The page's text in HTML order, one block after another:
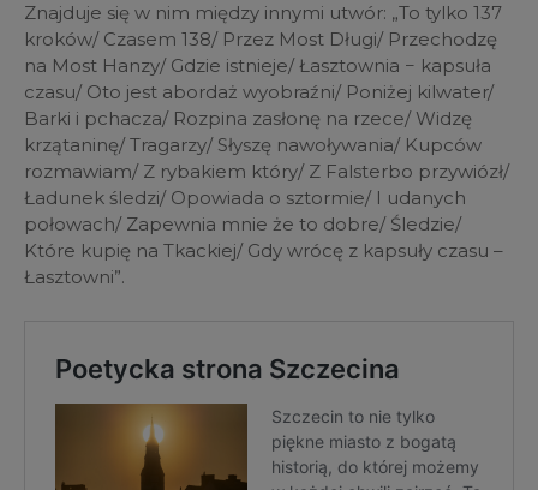
Znajduje się w nim między innymi utwór: „To tylko 137
kroków/ Czasem 138/ Przez Most Długi/ Przechodzę
na Most Hanzy/ Gdzie istnieje/ Łasztownia − kapsuła
czasu/ Oto jest abordaż wyobraźni/ Poniżej kilwater/
Barki i pchacza/ Rozpina zasłonę na rzece/ Widzę
krzątaninę/ Tragarzy/ Słyszę nawoływania/ Kupców
rozmawiam/ Z rybakiem który/ Z Falsterbo przywiózł/
Ładunek śledzi/ Opowiada o sztormie/ I udanych
połowach/ Zapewnia mnie że to dobre/ Śledzie/
Które kupię na Tkackiej/ Gdy wrócę z kapsuły czasu –
Łasztowni”.